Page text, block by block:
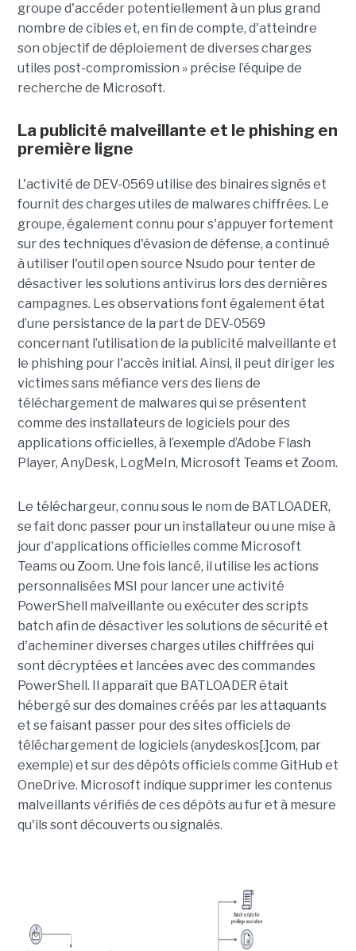
groupe d'accéder potentiellement à un plus grand
nombre de cibles et, en fin de compte, d'atteindre
son objectif de déploiement de diverses charges
utiles post-compromission » précise l’équipe de
recherche de Microsoft.
La publicité malveillante et le phishing en
première ligne
L'activité de DEV-0569 utilise des binaires signés et
fournit des charges utiles de malwares chiffrées. Le
groupe, également connu pour s'appuyer fortement
sur des techniques d'évasion de défense, a continué
à utiliser l'outil open source Nsudo pour tenter de
désactiver les solutions antivirus lors des dernières
campagnes. Les observations font également état
d’une persistance de la part de DEV-0569
concernant l’utilisation de la publicité malveillante et
le phishing pour l'accès initial. Ainsi, il peut diriger les
victimes sans méfiance vers des liens de
téléchargement de malwares qui se présentent
comme des installateurs de logiciels pour des
applications officielles, à l’exemple d’Adobe Flash
Player, AnyDesk, LogMeIn, Microsoft Teams et Zoom.
Le téléchargeur, connu sous le nom de BATLOADER,
se fait donc passer pour un installateur ou une mise à
jour d'applications officielles comme Microsoft
Teams ou Zoom. Une fois lancé, il utilise les actions
personnalisées MSI pour lancer une activité
PowerShell malveillante ou exécuter des scripts
batch afin de désactiver les solutions de sécurité et
d'acheminer diverses charges utiles chiffrées qui
sont décryptées et lancées avec des commandes
PowerShell. Il apparaît que BATLOADER était
hébergé sur des domaines créés par les attaquants
et se faisant passer pour des sites officiels de
téléchargement de logiciels (anydeskos[.]com, par
exemple) et sur des dépôts officiels comme GitHub et
OneDrive. Microsoft indique supprimer les contenus
malveillants vérifiés de ces dépôts au fur et à mesure
qu'ils sont découverts ou signalés.